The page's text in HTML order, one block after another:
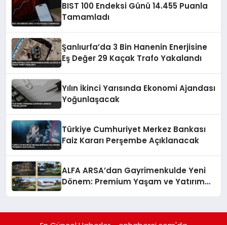
BIST 100 Endeksi Günü 14.455 Puanla
Tamamladı
Şanlıurfa’da 3 Bin Hanenin Enerjisine
Eş Değer 29 Kaçak Trafo Yakalandı
Yılın İkinci Yarısında Ekonomi Ajandası
Yoğunlaşacak
Türkiye Cumhuriyet Merkez Bankası
Faiz Kararı Perşembe Açıklanacak
ALFA ARSA’dan Gayrimenkulde Yeni
Dönem: Premium Yaşam ve Yatırım